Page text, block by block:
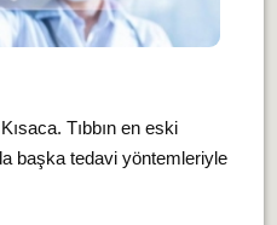
Tıbbın en eski
başka tedavi yöntemleriyle